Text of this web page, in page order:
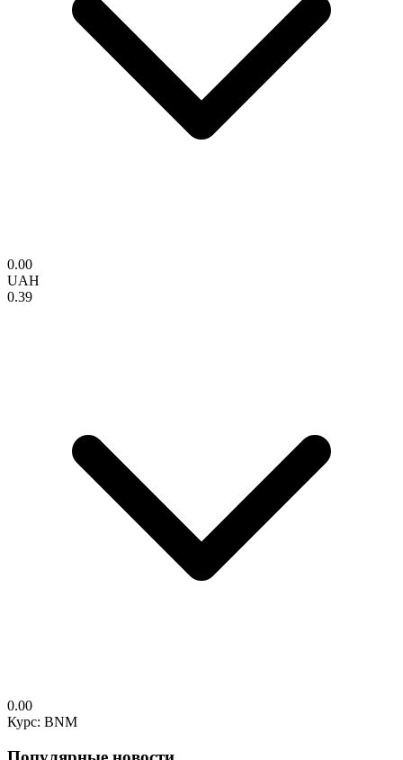
0.00
UAH
0.39
0.00
Курс: BNM